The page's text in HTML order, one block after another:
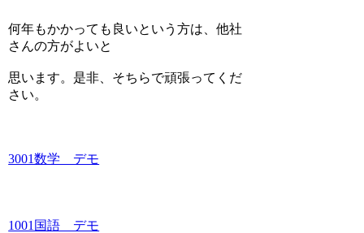
何年もかかっても良いという方は、他社
さんの方がよいと
思います。是非、そちらで頑張ってくだ
さい。
3001数学 デモ
1001国語 デモ